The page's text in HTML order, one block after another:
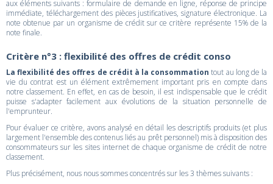
aux éléments suivants : formulaire de demande en ligne, réponse de principe
immédiate, téléchargement des pièces justificatives, signature électronique. La
note obtenue par un organisme de crédit sur ce critère représente 15% de la
note finale.
Critère n°3 : flexibilité des offres de crédit conso
La flexibilité des offres de crédit à la consommation tout au long de la
vie du contrat est un élément extrêmement important pris en compte dans
notre classement. En effet, en cas de besoin, il est indispensable que le crédit
puisse s'adapter facilement aux évolutions de la situation personnelle de
l'emprunteur.
Pour évaluer ce critère, avons analysé en détail les descriptifs produits (et plus
largement l'ensemble des contenus liés au prêt personnel) mis à disposition des
consommateurs sur les sites internet de chaque organisme de crédit de notre
classement.
Plus précisément, nous nous sommes concentrés sur les 3 thèmes suivants :